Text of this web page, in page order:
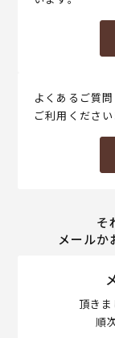
よくあるご質
ご利用ください
そ
メールか
頂き
順